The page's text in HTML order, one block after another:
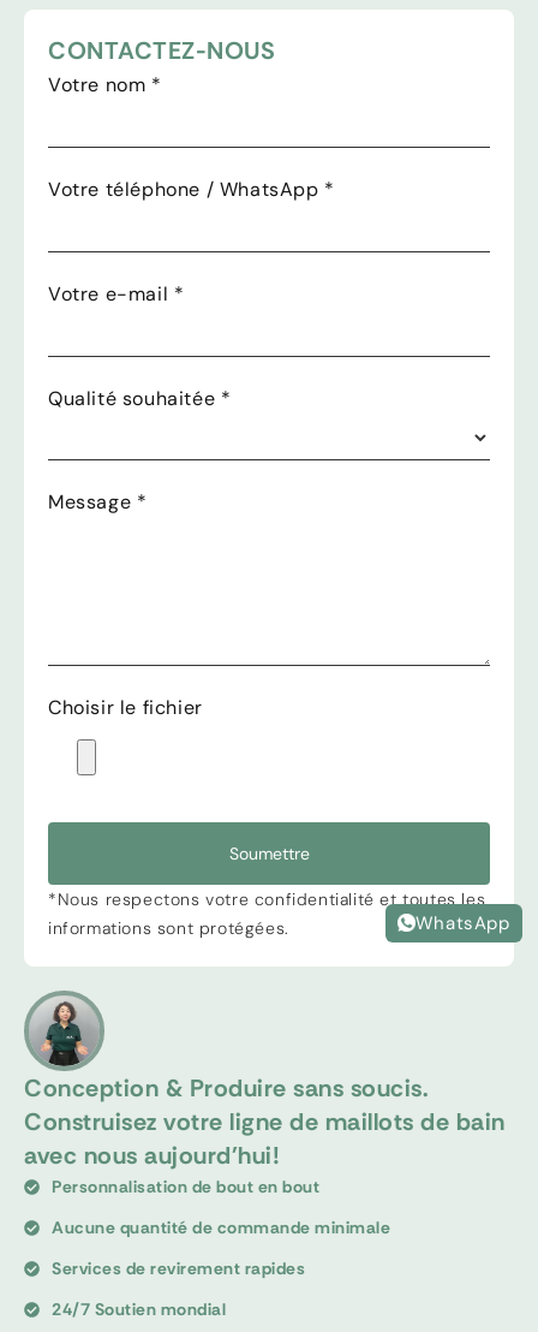
Conception & Produire sans soucis.
Construisez votre ligne de maillots de bain
avec nous aujourd'hui!
Personnalisation de bout en bout
Aucune quantité de commande minimale
Services de revirement rapides
24/7 Soutien mondial
CONTACTEZ-NOUS
Votre nom *
Votre téléphone / WhatsApp *
Votre e-mail *
Qualité souhaitée *
Message *
Choisir le fichier
Soumettre
*Nous respectons votre confidentialité et toutes les
informations sont protégées.
WhatsApp